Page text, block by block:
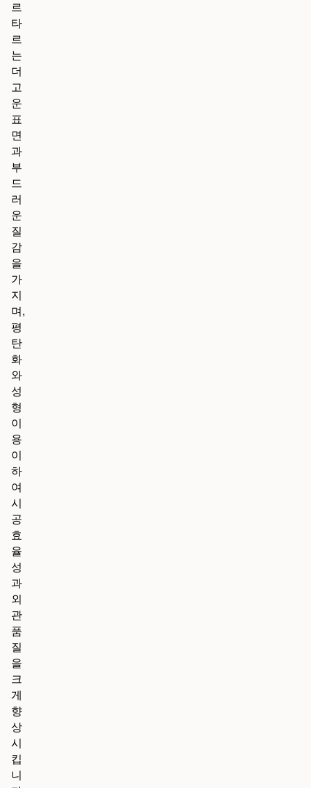
르
타
르
는
더
고
운
표
면
과
부
드
러
운
질
감
을
가
지
며,
평
탄
화
와
성
형
이
용
이
하
여
시
공
효
율
성
과
외
관
품
질
을
크
게
향
상
시
킵
니